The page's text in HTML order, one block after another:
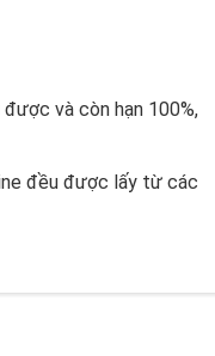
và còn hạn 100%,
đều được lấy từ các